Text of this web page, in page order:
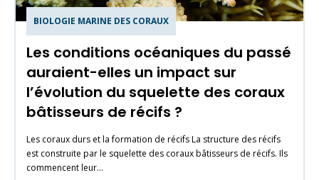
BIOLOGIE MARINE DES CORAUX
Les conditions océaniques du passé
auraient-elles un impact sur
l’évolution du squelette des coraux
bâtisseurs de récifs ?
Les coraux durs et la formation de récifs La structure des récifs
est construite par le squelette des coraux bâtisseurs de récifs. Ils
commencent leur…